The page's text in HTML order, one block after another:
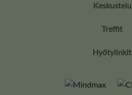
Keskustelu
Treffit
Hyötylinkit